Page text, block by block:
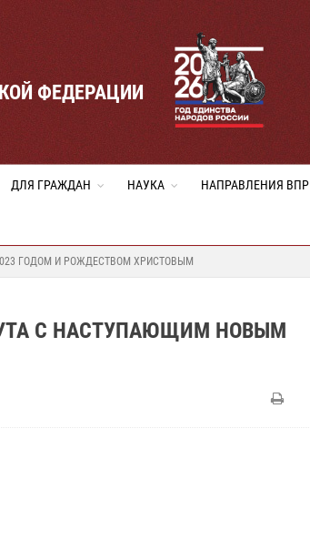
ФЕДЕРАЦИИ
ДЛЯ ГРАЖДАН НАУКА НАПРАВЛЕНИЯ ВПР
ГОДОМ И РОЖДЕСТВОМ ХРИСТОВЫМ
С НАСТУПАЮЩИМ НОВЫМ